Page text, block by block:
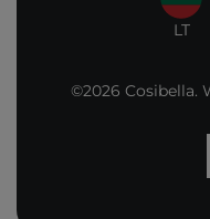
LT
©2026 Cosibella.